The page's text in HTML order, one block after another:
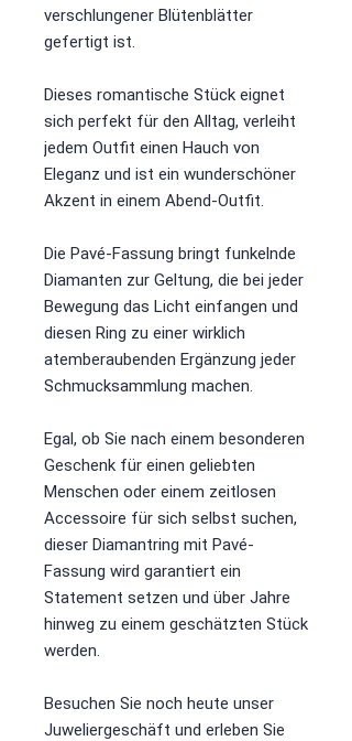
verschlungener Blütenblätter
gefertigt ist.
Dieses romantische Stück eignet
sich perfekt für den Alltag, verleiht
jedem Outfit einen Hauch von
Eleganz und ist ein wunderschöner
Akzent in einem Abend-Outfit.
Die Pavé-Fassung bringt funkelnde
Diamanten zur Geltung, die bei jeder
Bewegung das Licht einfangen und
diesen Ring zu einer wirklich
atemberaubenden Ergänzung jeder
Schmucksammlung machen.
Egal, ob Sie nach einem besonderen
Geschenk für einen geliebten
Menschen oder einem zeitlosen
Accessoire für sich selbst suchen,
dieser Diamantring mit Pavé-
Fassung wird garantiert ein
Statement setzen und über Jahre
hinweg zu einem geschätzten Stück
werden.
Besuchen Sie noch heute unser
Juweliergeschäft und erleben Sie